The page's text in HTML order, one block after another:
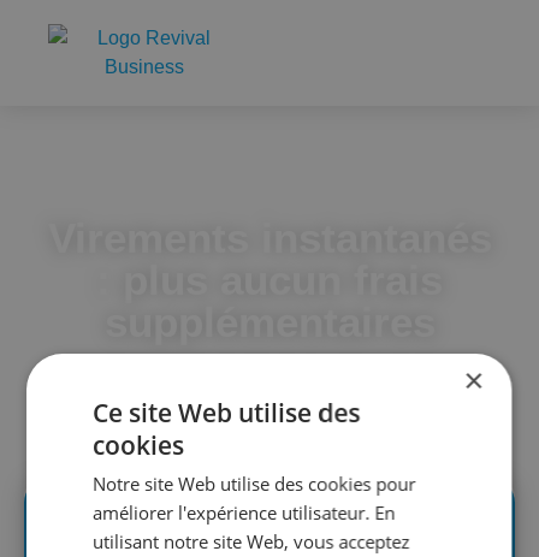
×
Ce site Web utilise des
cookies
Notre site Web utilise des cookies pour
améliorer l'expérience utilisateur. En
utilisant notre site Web, vous acceptez